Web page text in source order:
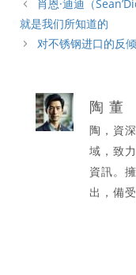
肖恩·迪迪（
就是我们所知道的
对不锈钢进口的反
陶 董
陶，資
域，致
資訊。
出，備